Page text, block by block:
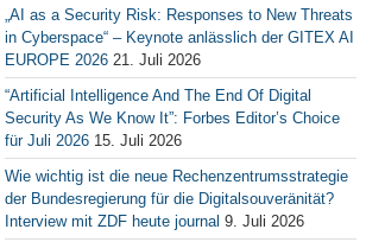
„AI as a Security Risk: Responses to New Threats
in Cyberspace“ – Keynote anlässlich der GITEX AI
EUROPE 2026 21. Juli 2026
“Artificial Intelligence And The End Of Digital
Security As We Know It”: Forbes Editor’s Choice
für Juli 2026 15. Juli 2026
Wie wichtig ist die neue Rechenzentrumsstrategie
der Bundesregierung für die Digitalsouveränität?
Interview mit ZDF heute journal 9. Juli 2026